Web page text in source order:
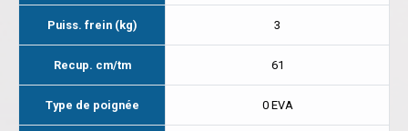
Puiss. frein (kg) 3
Recup. cm/tm 61
Type de poignée 0 EVA